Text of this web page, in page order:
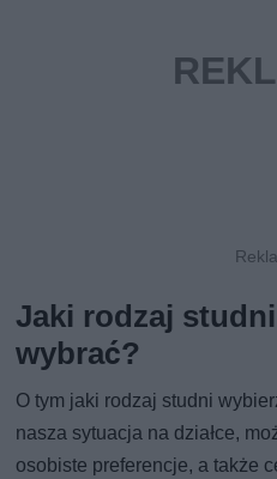
Jaki rodzaj
wybrać?
O tym jaki rodzaj studni
nasza sytuacja na działce,
osobiste preferencje, a także